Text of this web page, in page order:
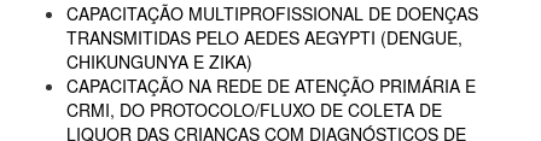
CAPACITAÇÃO MULTIPROFISSIONAL DE DOENÇAS
TRANSMITIDAS PELO AEDES AEGYPTI (DENGUE,
CHIKUNGUNYA E ZIKA)
CAPACITAÇÃO NA REDE DE ATENÇÃO PRIMÁRIA E
CRMI, DO PROTOCOLO/FLUXO DE COLETA DE
LIQUOR DAS CRIANÇAS COM DIAGNÓSTICOS DE